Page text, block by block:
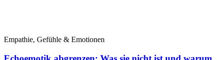
Empathie, Gefühle & Emotionen